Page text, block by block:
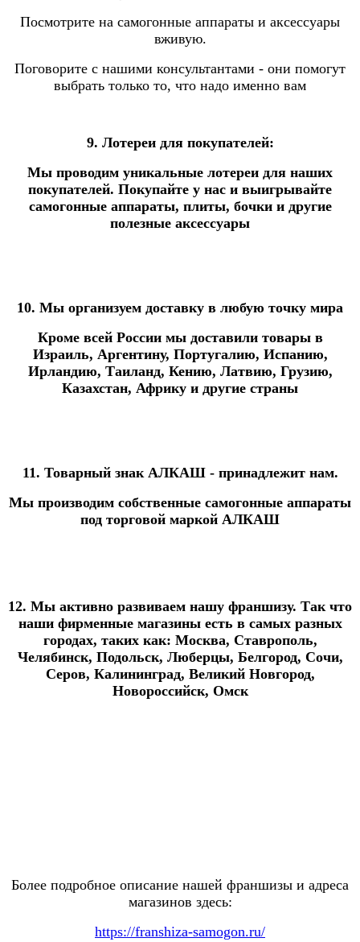
Посмотрите на самогонные аппараты и аксессуары
вживую.
Поговорите с нашими консультантами - они помогут
выбрать только то, что надо именно вам
9. Лотереи для покупателей:
Мы проводим уникальные лотереи для наших
покупателей. Покупайте у нас и выигрывайте
самогонные аппараты, плиты, бочки и другие
полезные аксессуары
10. Мы организуем доставку в любую точку мира
Кроме всей России мы доставили товары в
Израиль, Аргентину, Португалию, Испанию,
Ирландию, Таиланд, Кению, Латвию, Грузию,
Казахстан, Африку и другие страны
11. Товарный знак АЛКАШ - принадлежит нам.
Мы производим собственные самогонные аппараты
под торговой маркой АЛКАШ
12. Мы активно развиваем нашу франшизу. Так что
наши фирменные магазины есть в самых разных
городах, таких как: Москва, Ставрополь,
Челябинск, Подольск, Люберцы, Белгород, Сочи,
Серов, Калининград, Великий Новгород,
Новороссийск, Омск
Более подробное описание нашей франшизы и адреса
магазинов здесь:
https://franshiza-samogon.ru/